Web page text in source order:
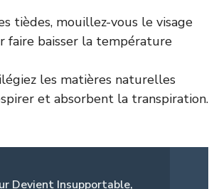
tièdes, mouillez-vous le visage
faire baisser la température
les matières naturelles
et absorbent la transpiration.
Devient Insupportable,